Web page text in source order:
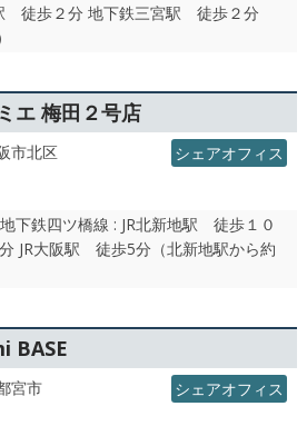
徒歩２分 地下鉄三宮駅 徒歩２分
エ 梅田２号店
市北区 シェアオフィス
地下鉄四ツ橋線 : JR北新地駅 徒歩１０
JR大阪駅 徒歩5分（北新地駅から約
BASE
宮市 シェアオフィス